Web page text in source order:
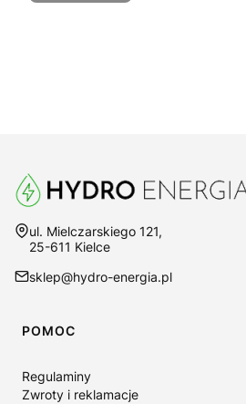
Adres:
ul. Mielczarskiego 121,
25-611 Kielce
sklep@hydro-energia.pl
Linki w stopce
POMOC
Regulaminy
Zwroty i reklamacje